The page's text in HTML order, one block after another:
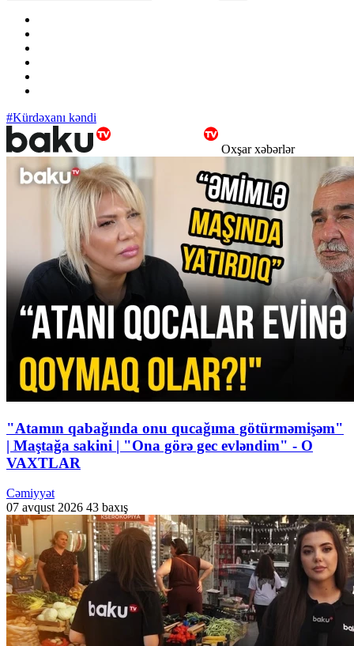
#Kürdəxanı kəndi
Oxşar xəbərlər
"Atamın qabağında onu qucağıma götürməmişəm"
| Maştağa sakini | "Ona görə gec evləndim" - O
VAXTLAR
Cəmiyyət
07 avqust 2026 43 baxış